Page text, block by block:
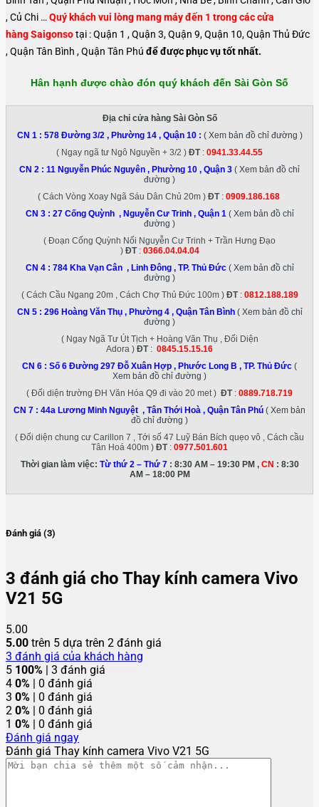
, Củ Chi … Quý khách vui lòng mang máy đến 1 trong các cửa
hàng Saigonsotại : Quận 1 , Quận 3, Quận 9, Quận 10, Quận Thủ Đức
, Quận Tân Bình , Quận Tân Phú để được phục vụ tốt nhất.
Hân hạnh được chào đón quý khách đến Sài Gòn Số
Địa chỉ cửa hàng Sài Gòn Số
CN 1 : 578 Đường 3/2 , Phường 14 , Quận 10: ( Xem bản đồ chỉ đường )
( Ngay ngã tư Ngô Nguyền + 3/2 ) ĐT: 0941.33.44.55
CN 2 : 11 Nguyễn Phúc Nguyên , Phường 10 , Quận 3 ( Xem bản đồ chỉ
đường )
( Cách Vòng Xoay Ngã Sáu Dân Chủ 20m ) ĐT: 0909.186.168
CN 3 : 27 Cống Quỳnh , Nguyễn Cư Trinh , Quận 1 ( Xem bản đồ chỉ
đường )
( Đoạn Cống Quỳnh Nối Nguyễn Cư Trinh + Trần Hưng Đạo
) ĐT: 0366.04.04.04
CN 4 : 784 Kha Vạn Cân , Linh Đông , TP. Thủ Đức( Xem bản đồ chỉ
đường )
( Cách Cầu Ngang 20m , Cách Chợ Thủ Đức 100m ) ĐT: 0812.188.189
CN 5 : 296 Hoàng Văn Thụ , Phường 4 , Quận Tân Bình ( Xem bản đồ chỉ
đường )
( Ngay Ngã Tư Út Tịch + Hoàng Văn Thụ , Đối Diện
Adora ) ĐT: 0845.15.15.16
CN 6 : Số 6 Đường 297 Đỗ Xuân Hợp , Phước Long B , TP. Thủ Đức (
Xem bản đồ chỉ đường )
( Đối diện trường ĐH Văn Hóa Q9 đi vào 20 met ) ĐT: 0889.718.719
CN 7 : 44a Lương Minh Nguyệt , Tân Thới Hoà , Quận Tân Phú ( Xem bản
đồ chỉ đường )
( Đối diện chung cư Carillon 7 , Tới số 47 Luỹ Bán Bích quẹo vô , Cách cầu
Tân Hoá 400m ) ĐT: 0977.501.601
Thời gian làm việc: Từ thứ 2 – Thứ 7: 8:30 AM – 19:30 PM , CN : 8:30
AM – 18:00 PM
Đánh giá (3)
3 đánh giá cho Thay kính camera Vivo
V21 5G
5.00
5.00 trên 5 dựa trên 2 đánh giá
3 đánh giá của khách hàng
5 100% | 3 đánh giá
4 0% | 0 đánh giá
3 0% | 0 đánh giá
2 0% | 0 đánh giá
1 0% | 0 đánh giá
Đánh giá ngay
Đánh giá Thay kính camera Vivo V21 5G